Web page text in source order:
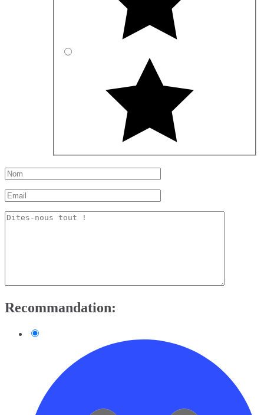
Recommandation: